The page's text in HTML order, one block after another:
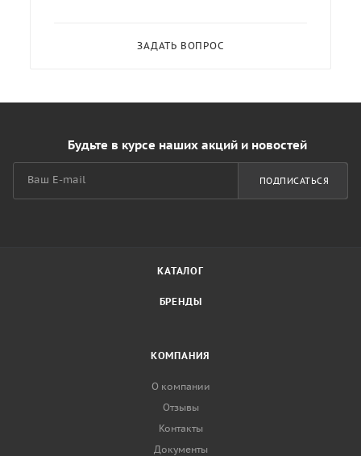
ЗАДАТЬ ВОПРОС
Будьте в курсе наших акций и новостей
ПОДПИСАТЬСЯ
КАТАЛОГ
БРЕНДЫ
КОМПАНИЯ
О компании
Отзывы
Контакты
Документы